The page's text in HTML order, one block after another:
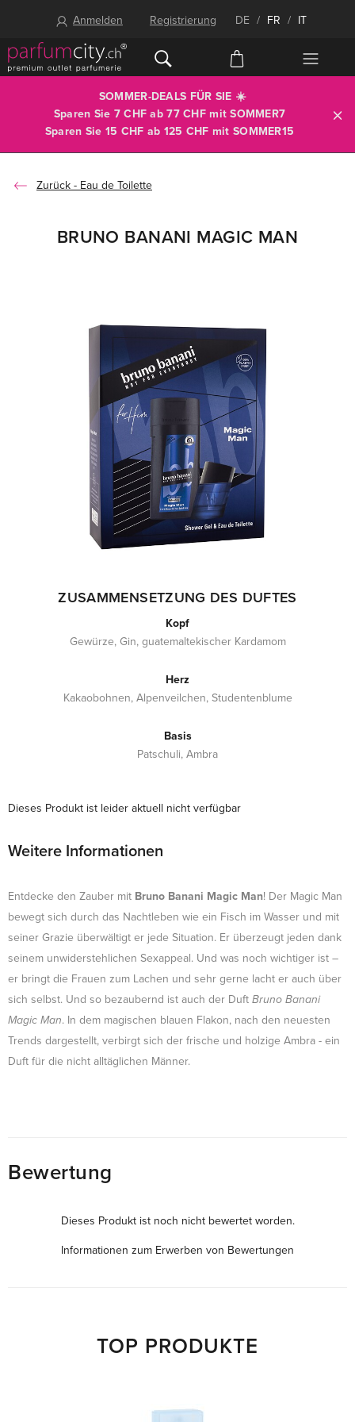
Anmelden Registrierung DE / FR / IT
SOMMER-DEALS FÜR SIE ☀️
Sparen Sie 7 CHF ab 77 CHF mitSOMMER7
Sparen Sie 15 CHF ab 125 CHF mit SOMMER15
Eau de Toilette
BRUNO BANANI MAGIC MAN
ZUSAMMENSETZUNG DES DUFTES
Kopf
Gewürze, Gin, guatemaltekischer Kardamom
Herz
Kakaobohnen, Alpenveilchen, Studentenblume
Basis
Patschuli, Ambra
Dieses Produkt ist leider aktuell nicht verfügbar
Weitere Informationen
Entdecke den Zauber mit Bruno Banani Magic Man! Der Magic Man
bewegt sich durch das Nachtleben wie ein Fisch im Wasser und mit
seiner Grazie überwältigt er jede Situation. Er überzeugt jeden dank
seinem unwiderstehlichen Sexappeal. Und was noch wichtiger ist –
er bringt die Frauen zum Lachen und sehr gerne lacht er auch über
sich selbst. Und so bezaubernd ist auch der Duft Bruno Banani
Magic Man. In dem magischen blauen Flakon, nach den neuesten
Trends dargestellt, verbirgt sich der frische und holzige Ambra - ein
Duft für die nicht alltäglichen Männer.
Bewertung
Dieses Produkt ist noch nicht bewertet worden.
Informationen zum Erwerben von Bewertungen
TOP PRODUKTE